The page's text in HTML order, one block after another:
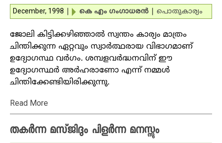
December, 1998 കെ എം ഗംഗാധരന്‍ പൊതുകാര്യം
ജോലി കിട്ടിക്കഴിഞ്ഞാല്‍ സ്വന്തം കാര്യം മാത്രം
ചിന്തിക്കുന്ന ഏറ്റവും സ്വാര്‍ത്ഥരായ വിഭാഗമാണ്
ഉദ്യോഗസ്ഥ വര്‍ഗം. ശമ്പളവര്‍ദ്ധനവിന് ഈ
ഉദ്യോഗസ്ഥര്‍ അര്‍ഹരാണോ എന്ന് നമ്മള്‍
ചിന്തിക്കേണ്ടിയിരിക്കുന്നു.
Read More
തകര്‍ന്ന മസ്ജിദും പിളര്‍ന്ന മനസ്സും